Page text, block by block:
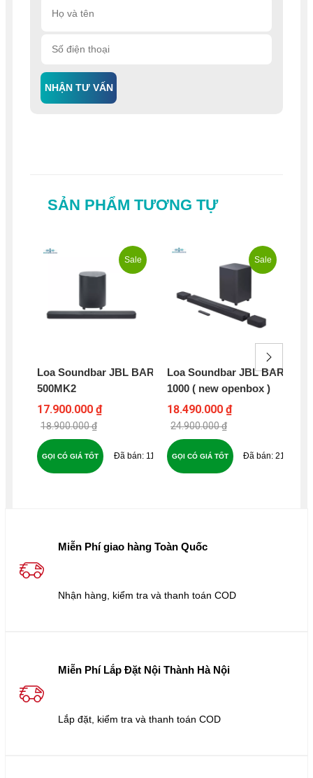
NHẬN TƯ VẤN
SẢN PHẨM TƯƠNG TỰ
Sale
Loa Soundbar JBL BAR
500MK2
17.900.000 ₫
18.900.000 ₫
116
GỌI CÓ GIÁ TỐT
Sale
Loa Soundbar JBL BAR
1000 ( new openbox )
18.490.000 ₫
24.900.000 ₫
218
GỌI CÓ GIÁ TỐT
Miễn Phí giao hàng Toàn Quốc
Nhận hàng, kiểm tra và thanh toán COD
Miễn Phí Lắp Đặt Nội Thành Hà Nội
Lắp đặt, kiểm tra và thanh toán COD